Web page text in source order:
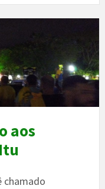
aos
chamado